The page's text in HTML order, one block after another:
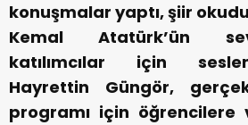
konuşmalar yaptı, şiir
Kemal Atatürk’ün
katılımcılar için
Hayrettin Güngör,
programı için öğrencilere